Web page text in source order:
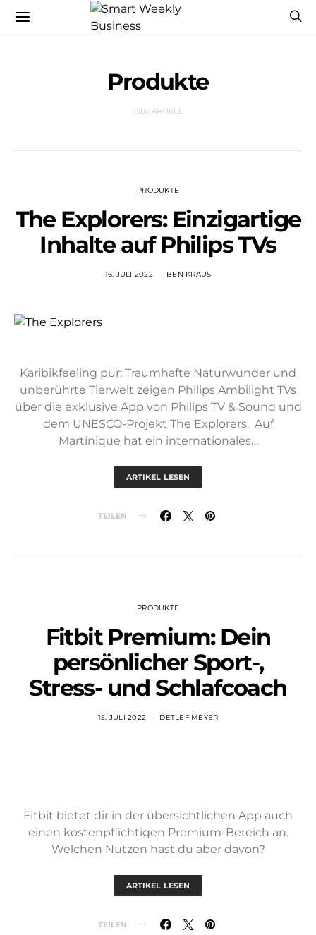
Produkte
1586 ARTIKEL
PRODUKTE
The Explorers: Einzigartige
Inhalte auf Philips TVs
16. JULI 2022 BEN KRAUS
Karibikfeeling pur: Traumhafte Naturwunder und
unberührte Tierwelt zeigen Philips Ambilight TVs
über die exklusive App von Philips TV & Sound und
dem UNESCO-Projekt The Explorers. Auf
Martinique hat ein internationales…
ARTIKEL LESEN
TEILEN
PRODUKTE
Fitbit Premium: Dein
persönlicher Sport-,
Stress- und Schlafcoach
15. JULI 2022 DETLEF MEYER
Fitbit bietet dir in der übersichtlichen App auch
einen kostenpflichtigen Premium-Bereich an.
Welchen Nutzen hast du aber davon?
ARTIKEL LESEN
TEILEN